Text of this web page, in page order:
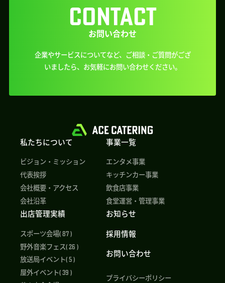
CONTACT
お問い合わせ
企業やサービスについてなど、ご相談・ご質問がござ
いましたら、 お気軽にお問い合わせください。
私たちについて
ビジョン・ミッション
代表挨拶
会社概要・アクセス
会社沿革
事業一覧
エンタメ事業
キッチンカー事業
飲食店事業
食堂運営・管理事業
出店管理実績
スポーツ会場( 87 )
野外音楽フェス( 26 )
放送局イベント( 5 )
屋外イベント( 39 )
お知らせ
採用情報
お問い合わせ
プライバシーポリシー